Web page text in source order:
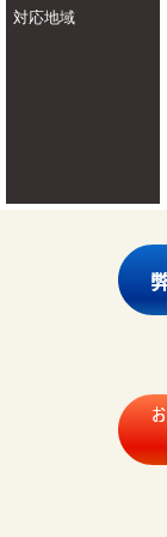
対応地域